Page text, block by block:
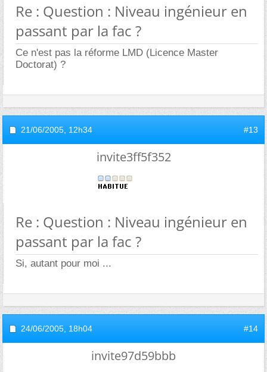
Re : Question : Niveau ingénieur en
passant par la fac ?
Ce n'est pas la réforme LMD (Licence Master
Doctorat) ?
21/06/2005, 12h34 #13
invite3ff5f352
Re : Question : Niveau ingénieur en
passant par la fac ?
Si, autant pour moi ...
24/06/2005, 18h04 #14
invite97d59bbb